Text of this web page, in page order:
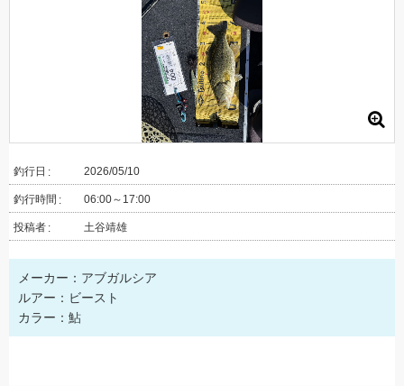
釣行日 2026/05/10
釣行時間 06:00～17:00
投稿者 土谷靖雄
メーカー：アブガルシア
ルアー：ビースト
カラー：鮎